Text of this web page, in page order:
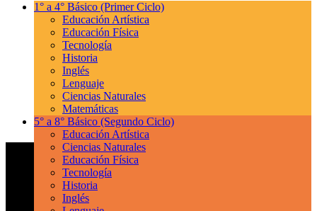
1° a 4° Básico (Primer Ciclo)
Educación Artística
Educación Física
Tecnología
Historia
Inglés
Lenguaje
Ciencias Naturales
Matemáticas
5° a 8° Básico (Segundo Ciclo)
Educación Artística
Ciencias Naturales
Educación Física
Tecnología
Historia
Inglés